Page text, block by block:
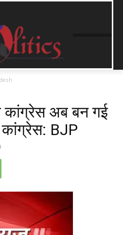
कांग्रेस अब बन गई
कांग्रेस: BJP